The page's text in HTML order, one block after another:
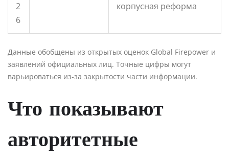
2
6
корпусная реформа
Данные обобщены из открытых оценок Global Firepower и
заявлений официальных лиц. Точные цифры могут
варьироваться из-за закрытости части информации.
Что показывают
авторитетные